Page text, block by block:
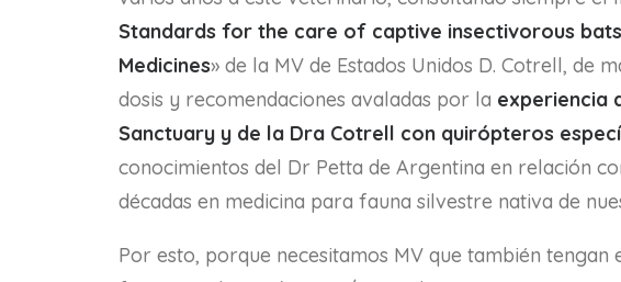
Standards for the care of captive insectivorous bats
Medicines» de la MV de Estados Unidos D. Cotrell, de
dosis y recomendaciones avaladas por la experiencia
Sanctuary y de la Dra Cotrell con quirópteros
conocimientos del Dr Petta de Argentina en relación
décadas en medicina para fauna silvestre nativa de
Por esto, porque necesitamos MV que también